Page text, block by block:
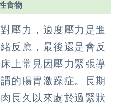
食物
壓力，適度壓力是進
反應，最後還是會反
上常見因壓力緊張導
的腸胃激躁症。長期
長久以來處於過緊狀